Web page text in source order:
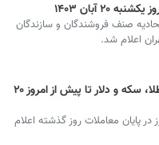
۲۰ آبان ۱۴۰۳
صنف فروشندگان و سازندگان
اعلام شد.
آخرین قیمت طلا، سکه و دلار تا پیش از امروز ۲۰
در پایان معاملات روز گذشته اعلام